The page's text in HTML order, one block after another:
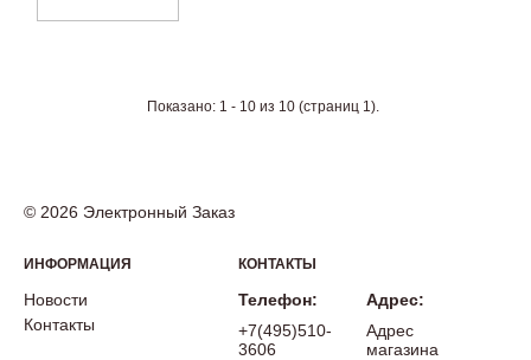
Показано: 1 - 10 из 10 (страниц 1).
© 2026 Электронный Заказ
ИНФОРМАЦИЯ
Новости
Контакты
КОНТАКТЫ
Телефон:
+7(495)510-
3606
Адрес:
Адрес
магазина